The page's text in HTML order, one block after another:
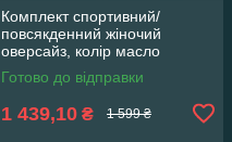
Комплект спортивний/
повсякденний жіночий
оверсайз, колір масло
(жовтий)
Готово до відправки
1 439,10 ₴ 1 599 ₴